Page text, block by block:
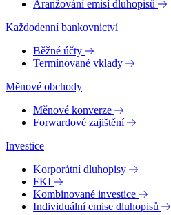
Aranžování emisí dluhopisů
Každodenní bankovnictví
Běžné účty
Termínované vklady
Měnové obchody
Měnové konverze
Forwardové zajištění
Investice
Korporátní dluhopisy
FKI
Kombinované investice
Individuální emise dluhopisů